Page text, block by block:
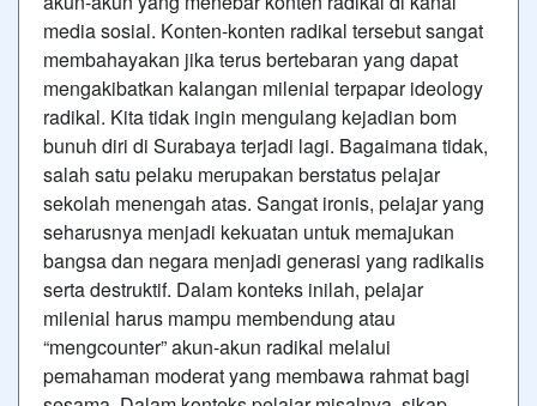
media sosial. Konten-konten radikal tersebut sangat
membahayakan jika terus bertebaran yang dapat
mengakibatkan kalangan milenial terpapar ideology
radikal. Kita tidak ingin mengulang kejadian bom
bunuh diri di Surabaya terjadi lagi. Bagaimana tidak,
salah satu pelaku merupakan berstatus pelajar
sekolah menengah atas. Sangat ironis, pelajar yang
seharusnya menjadi kekuatan untuk memajukan
bangsa dan negara menjadi generasi yang radikalis
serta destruktif. Dalam konteks inilah, pelajar
milenial harus mampu membendung atau
“mengcounter” akun-akun radikal melalui
pemahaman moderat yang membawa rahmat bagi